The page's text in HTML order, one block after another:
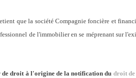
que la société Compagnie foncière et
de l'immobilier en se méprenant sur
de droit à l'origine de la notification du droit